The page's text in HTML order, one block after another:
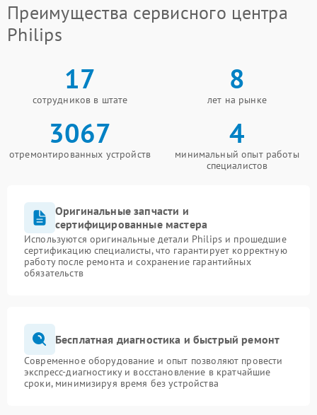
Преимущества сервисного центра
Philips
17
сотрудников в штате
8
лет на рынке
3067
отремонтированных устройств
4
минимальный опыт работы
специалистов
Оригинальные запчасти и
сертифицированные мастера
Используются оригинальные детали Philips и прошедшие
сертификацию специалисты, что гарантирует корректную
работу после ремонта и сохранение гарантийных
обязательств
Бесплатная диагностика и быстрый ремонт
Современное оборудование и опыт позволяют провести
экспресс-диагностику и восстановление в кратчайшие
сроки, минимизируя время без устройства